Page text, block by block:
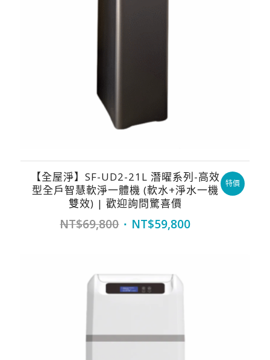
【全屋淨】SF-UD2-21L 潛曜系列-高效
型全戶智慧軟淨一體機 (軟水+淨水一機
雙效) | 歡迎詢問驚喜價
NT$69,800 Original
NT$59,800Current
特價